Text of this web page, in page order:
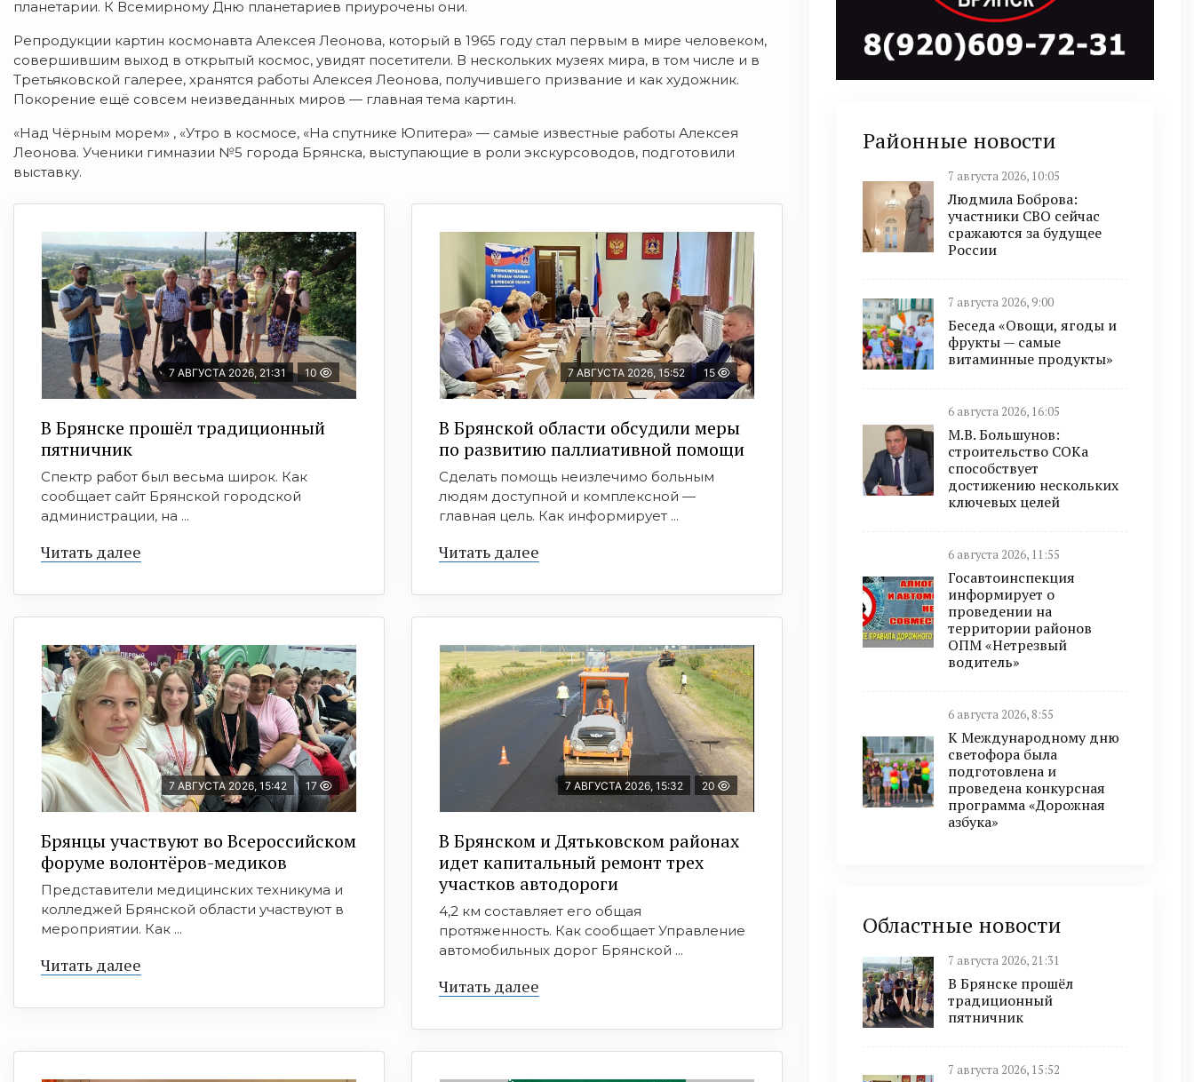
планетарии. К Всемирному Дню планетариев приурочены они.
Репродукции картин космонавта Алексея Леонова, который в 1965 году стал первым в мире человеком,
совершившим выход в открытый космос, увидят посетители. В нескольких музеях мира, в том числе и в
Третьяковской галерее, хранятся работы Алексея Леонова, получившего призвание и как художник.
Покорение ещё совсем неизведанных миров — главная тема картин.
«Над Чёрным морем» , «Утро в космосе, «На спутнике Юпитера» — самые известные работы Алексея
Леонова. Ученики гимназии №5 города Брянска, выступающие в роли экскурсоводов, подготовили
выставку.
7 АВГУСТА 2026, 21:31 10
В Брянске прошёл традиционный
пятничник
Спектр работ был весьма широк. Как
сообщает сайт Брянской городской
администрации, на ...
Читать далее
7 АВГУСТА 2026, 15:52 15
В Брянской области обсудили меры
по развитию паллиативной помощи
Сделать помощь неизлечимо больным
людям доступной и комплексной —
главная цель. Как информирует ...
Читать далее
7 АВГУСТА 2026, 15:42 17
Брянцы участвуют во Всероссийском
форуме волонтёров-медиков
Представители медицинских техникума и
колледжей Брянской области участвуют в
мероприятии. Как ...
Читать далее
7 АВГУСТА 2026, 15:32 20
В Брянском и Дятьковском районах
идет капитальный ремонт трех
участков автодороги
4,2 км составляет его общая
протяженность. Как сообщает Управление
автомобильных дорог Брянской ...
Читать далее
Районные новости
7 августа 2026, 10:05
Людмила Боброва:
участники СВО сейчас
сражаются за будущее
России
7 августа 2026, 9:00
Беседа «Овощи, ягоды и
фрукты — самые
витаминные продукты»
6 августа 2026, 16:05
М.В. Большунов:
строительство СОКа
способствует
достижению нескольких
ключевых целей
6 августа 2026, 11:55
Госавтоинспекция
информирует о
проведении на
территории районов
ОПМ «Нетрезвый
водитель»
6 августа 2026, 8:55
К Международному дню
светофора была
подготовлена и
проведена конкурсная
программа «Дорожная
азбука»
Областные новости
7 августа 2026, 21:31
В Брянске прошёл
традиционный
пятничник
7 августа 2026, 15:52